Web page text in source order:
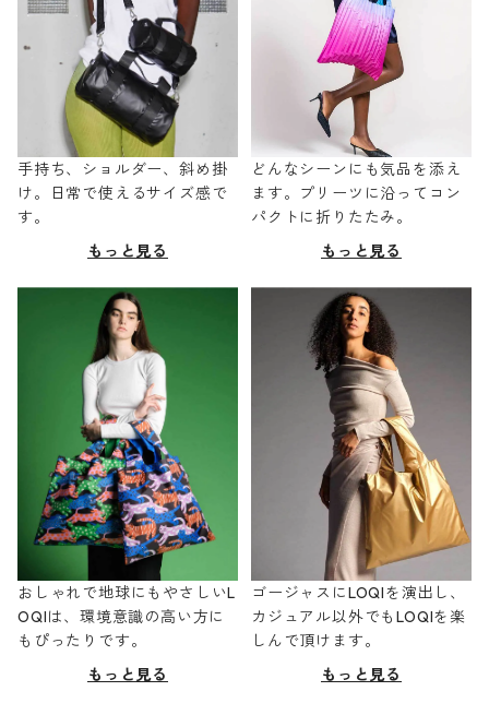
手持ち、ショルダー、斜め掛
け。日常で使えるサイズ感で
す。
もっと見る
どんなシーンにも気品を添え
ます。プリーツに沿ってコン
パクトに折りたたみ。
もっと見る
おしゃれで地球にもやさしいL
OQIは、環境意識の高い方に
もぴったりです。
もっと見る
ゴージャスにLOQIを演出し、
カジュアル以外でもLOQIを楽
しんで頂けます。
もっと見る